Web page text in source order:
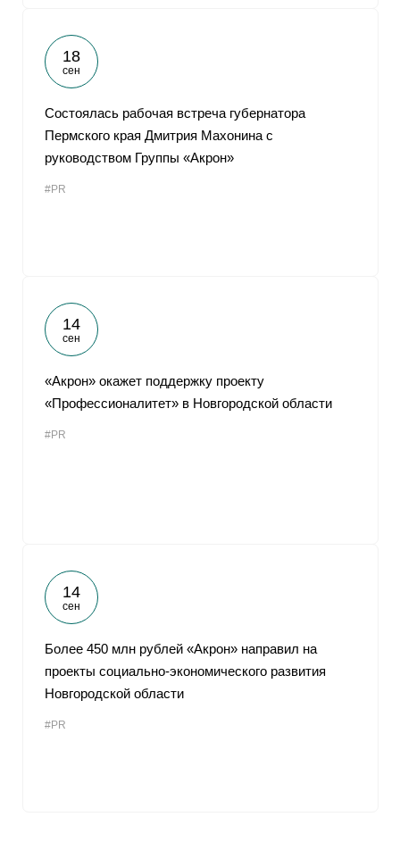
18
сен
Состоялась рабочая встреча губернатора
Пермского края Дмитрия Махонина с
руководством Группы «Акрон»
#PR
14
сен
«Акрон» окажет поддержку проекту
«Профессионалитет» в Новгородской области
#PR
14
сен
Более 450 млн рублей «Акрон» направил на
проекты социально-экономического развития
Новгородской области
#PR